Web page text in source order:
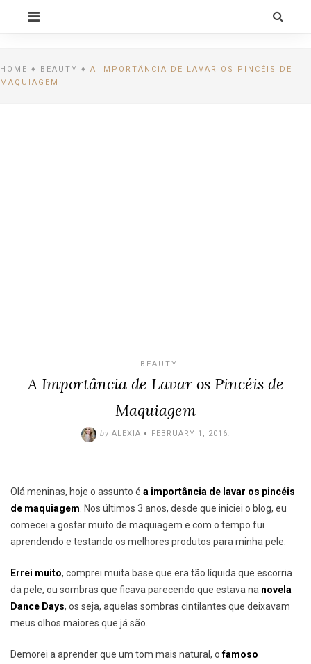
CELEBRITY BY
HOME ♦ BEAUTY ♦ A IMPORTÂNCIA DE LAVAR OS PINCÉIS DE
MAQUIAGEM
BEAUTY
A Importância de Lavar os Pincéis de
Maquiagem
by ALEXIA FEBRUARY 1, 2016.
Olá meninas, hoje o assunto é a importância de lavar os pincéis
de maquiagem . Nos últimos 3 anos, desde que iniciei o blog, eu
comecei a gostar muito de maquiagem e com o tempo fui
aprendendo e testando os melhores produtos para minha pele.
Errei muito, comprei muita base que era tão líquida que escorria
da pele, ou sombras que ficava parecendo que estava na novela
Dance Days, os seja, aquelas sombras cintilantes que deixavam
meus olhos maiores que já são.
Demorei a aprender que um tom mais natural, ofamoso